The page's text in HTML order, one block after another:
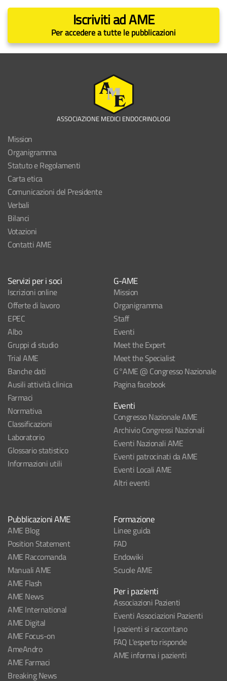
Iscriviti ad AME
Per accedere a tutte le pubblicazioni
ASSOCIAZIONE MEDICI ENDOCRINOLOGI
Mission
Organigramma
Statuto e Regolamenti
Carta etica
Comunicazioni del Presidente
Verbali
Bilanci
Votazioni
Contatti AME
Servizi per i soci
Iscrizioni online
Offerte di lavoro
EPEC
Albo
Gruppi di studio
Trial AME
Banche dati
Ausili attività clinica
Farmaci
Normativa
Classificazioni
Laboratorio
Glossario statistico
Informazioni utili
G-AME
Mission
Organigramma
Staff
Eventi
Meet the Expert
Meet the Specialist
G°AME @ Congresso Nazionale
Pagina facebook
Eventi
Congresso Nazionale AME
Archivio Congressi Nazionali
Eventi Nazionali AME
Eventi patrocinati da AME
Eventi Locali AME
Altri eventi
Pubblicazioni AME
AME Blog
Position Statement
AME Raccomanda
Manuali AME
AME Flash
AME News
AME International
AME Digital
AME Focus-on
AmeAndro
AME Farmaci
Breaking News
Formazione
Linee guida
FAD
Endowiki
Scuole AME
Per i pazienti
Associazioni Pazienti
Eventi Associazioni Pazienti
I pazienti si raccontano
FAQ L'esperto risponde
AME informa i pazienti